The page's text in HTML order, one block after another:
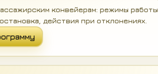
конвейерам: режимы работы,
действия при отклонениях.